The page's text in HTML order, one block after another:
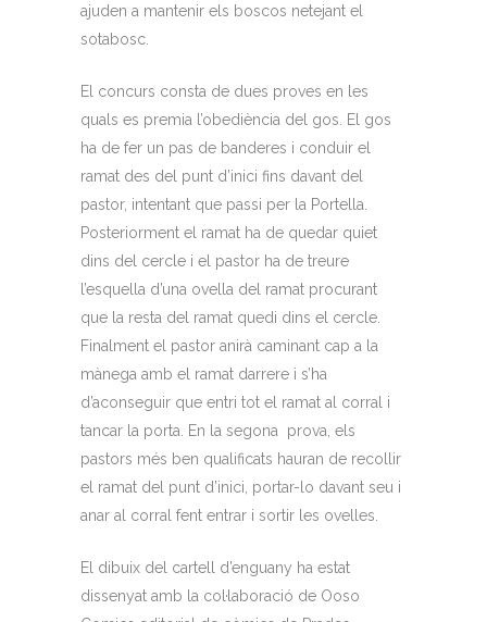
ajuden a mantenir els boscos netejant el
sotabosc.
El concurs consta de dues proves en les
quals es premia l’obediència del gos. El gos
ha de fer un pas de banderes i conduir el
ramat des del punt d’inici fins davant del
pastor, intentant que passi per la Portella.
Posteriorment el ramat ha de quedar quiet
dins del cercle i el pastor ha de treure
l’esquella d’una ovella del ramat procurant
que la resta del ramat quedi dins el cercle.
Finalment el pastor anirà caminant cap a la
mànega amb el ramat darrere i s’ha
d’aconseguir que entri tot el ramat al corral i
tancar la porta. En la segona prova, els
pastors més ben qualificats hauran de recollir
el ramat del punt d’inici, portar-lo davant seu i
anar al corral fent entrar i sortir les ovelles.
El dibuix del cartell d’enguany ha estat
dissenyat amb la col·laboració de Ooso